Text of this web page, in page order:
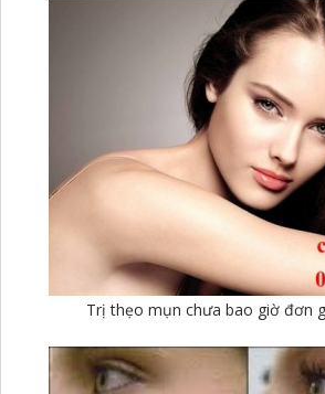
Trị thẹo mụn chưa bao giờ đơn